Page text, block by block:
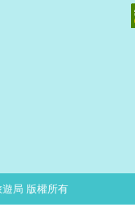
局 版權所有